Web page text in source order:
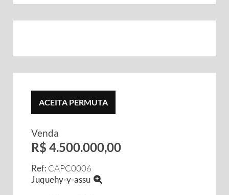
ACEITA PERMUTA
Venda
R$ 4.500.000,00
Ref: CAPC0006
Juquehy-y-assu